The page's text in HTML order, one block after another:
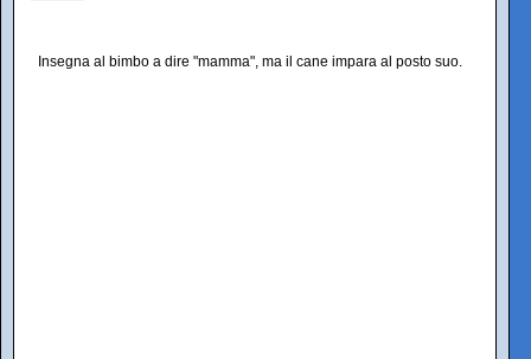
Insegna al bimbo a dire "mamma", ma il cane impara al posto suo.